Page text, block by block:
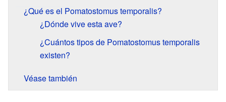
¿Qué es el Pomatostomus temporalis?
¿Dónde vive esta ave?
¿Cuántos tipos de Pomatostomus temporalis
existen?
Véase también